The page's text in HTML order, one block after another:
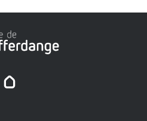
Instagram